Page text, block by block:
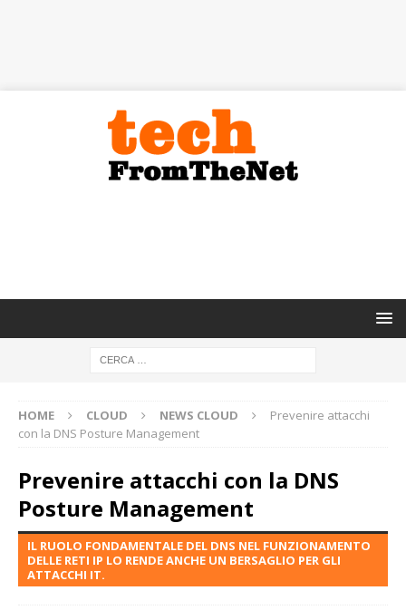
HOME CLOUD NEWS CLOUD
Prevenire attacchi
con la DNS Posture Management
Prevenire attacchi con la DNS
Posture Management
IL RUOLO FONDAMENTALE DEL DNS NEL FUNZIONAMENTO
DELLE RETI IP LO RENDE ANCHE UN BERSAGLIO PER GLI
ATTACCHI IT.